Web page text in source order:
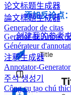
论文标题生成器
論文標題生成器
Generador de citas
Gerador de
Générateur
注釈生成器
Annotator-Generator
주석 생성기
Công cụ tạo chú
添加反论点：
创建我的参考